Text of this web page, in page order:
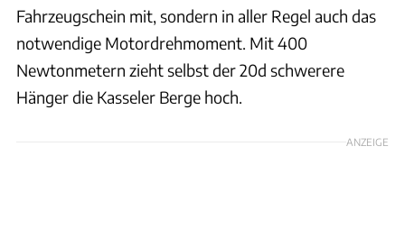
Fahrzeugschein mit, sondern in aller Regel auch das
notwendige Motordrehmoment. Mit 400
Newtonmetern zieht selbst der 20d schwerere
Hänger die Kasseler Berge hoch.
ANZEIGE